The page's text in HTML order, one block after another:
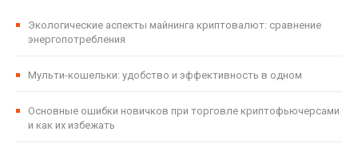
Экологические аспекты майнинга криптовалют: сравнение
энергопотребления
Мульти-кошельки: удобство и эффективность в одном
Основные ошибки новичков при торговле криптофьючерсами
и как их избежать